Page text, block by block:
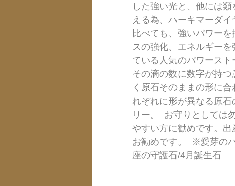
した強い光と、他には
える為、ハーキマーダ
比べても、強いパワー
スの強化、エネルギー
ている人気のパワースト
その滴の数に数字が持
く原石そのままの形に
れぞれに形が異なる原
リー。  お守りとしては
やすい方に勧めです。
お勧めです。  ※愛芽の
座の守護石/4月誕生石